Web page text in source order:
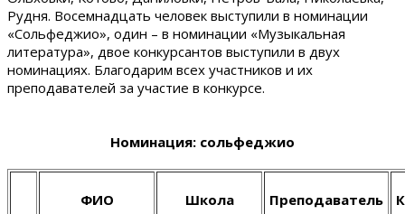
Рудня. Восемнадцать человек выступили в номинации
«Сольфеджио», один – в номинации «Музыкальная
литература», двое конкурсантов выступили в двух
номинациях. Благодарим всех участников и их
преподавателей за участие в конкурсе.
Номинация: сольфеджио
ФИО Школа Преподаватель